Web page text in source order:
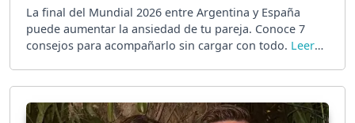
La final del Mundial 2026 entre Argentina y España
puede aumentar la ansiedad de tu pareja. Conoce 7
consejos para acompañarlo sin cargar con todo.